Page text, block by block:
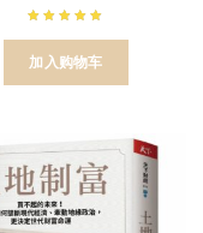
加入购物车